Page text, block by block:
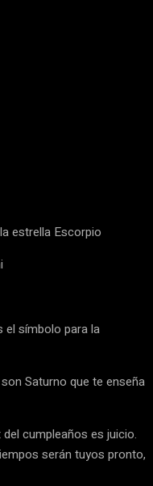
estrella Escorpio
el símbolo para la
Saturno que te enseña
cumpleaños es juicio.
serán tuyos pronto,